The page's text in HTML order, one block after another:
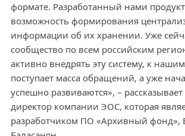
формате. Разработанный нами
возможность формирования
информации об их хранении. Уже
сообщество по всем российским
активно внедрять эту систему, к
поступает масса обращений, а уже
успешно развиваются», –
директор компании ЭОС, которая
разработчиком ПО «Архивный фонд»,